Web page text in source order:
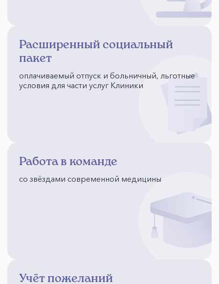
Расширенный социальный
пакет
оплачиваемый отпуск и больничный, льготные
условия для части услуг Клиники
Работа в команде
со звёздами современной медицины
Учёт пожеланий